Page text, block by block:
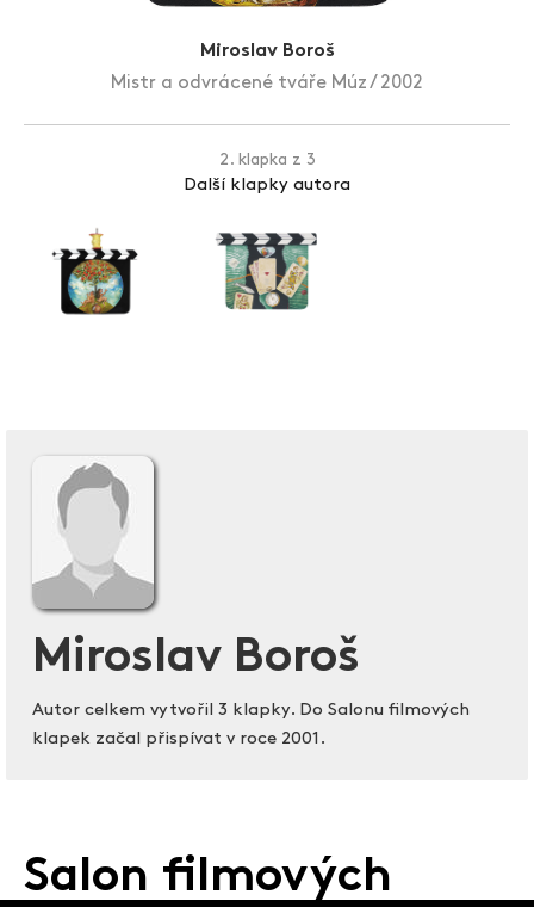
Miroslav Boroš
Mistr a odvrácené tváře Múz / 2002
2. klapka z 3
Další klapky autora
Miroslav Boroš
Autor celkem vytvořil 3 klapky. Do Salonu filmových
klapek začal přispívat v roce 2001.
Salon filmových